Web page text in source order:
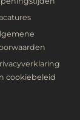
cookiebeleid